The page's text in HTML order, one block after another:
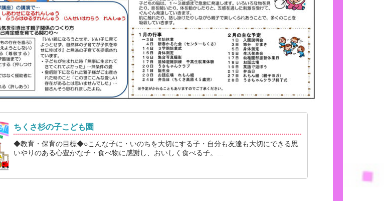
ちくさ杉の子こども園
◆教育・保育の目標◆○こんな子に・いのちを大切にする子・自分も友達も大切にできる思
いやりのある心豊かな子・食べ物に感謝し、おいしく食べる子。...